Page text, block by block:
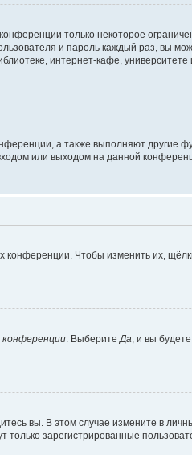
только некоторое
и пароль каждый раз, вы
интернет-кафе, университете
а также выполняют другие
или выходом на данной
Чтобы изменить их,
. Выберите Да , и вы
вы. В этом случае измените в
только зарегистрированные